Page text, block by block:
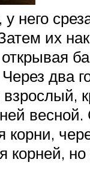
него
их
два
весной.
корни,
корней, но